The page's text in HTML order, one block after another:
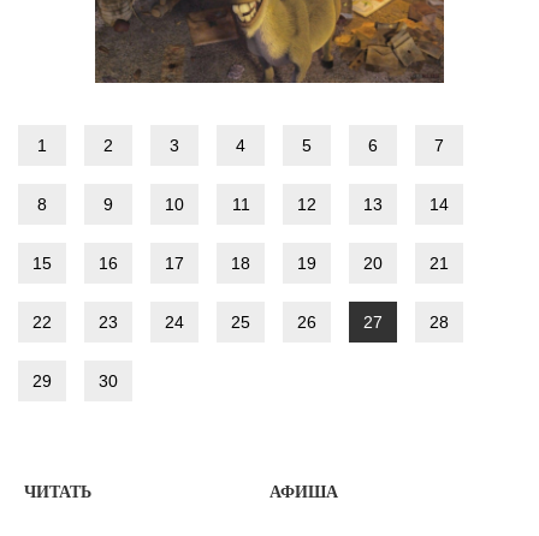
1 2 3 4 5 6 7
8 9 10 11 12 13 14
15 16 17 18 19 20 21
22 23 24 25 26 27 28
29 30
ЧИТАТЬ АФИША